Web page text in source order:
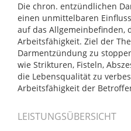
Die chron. entzündlichen
einen unmittelbaren
auf das Allgemeinbefinden,
Arbeitsfähigkeit. Ziel der
Darmentzündung zu
wie Strikturen, Fisteln,
die Lebensqualität zu
Arbeitsfähigkeit der
LEISTUNGSÜBERSICHT